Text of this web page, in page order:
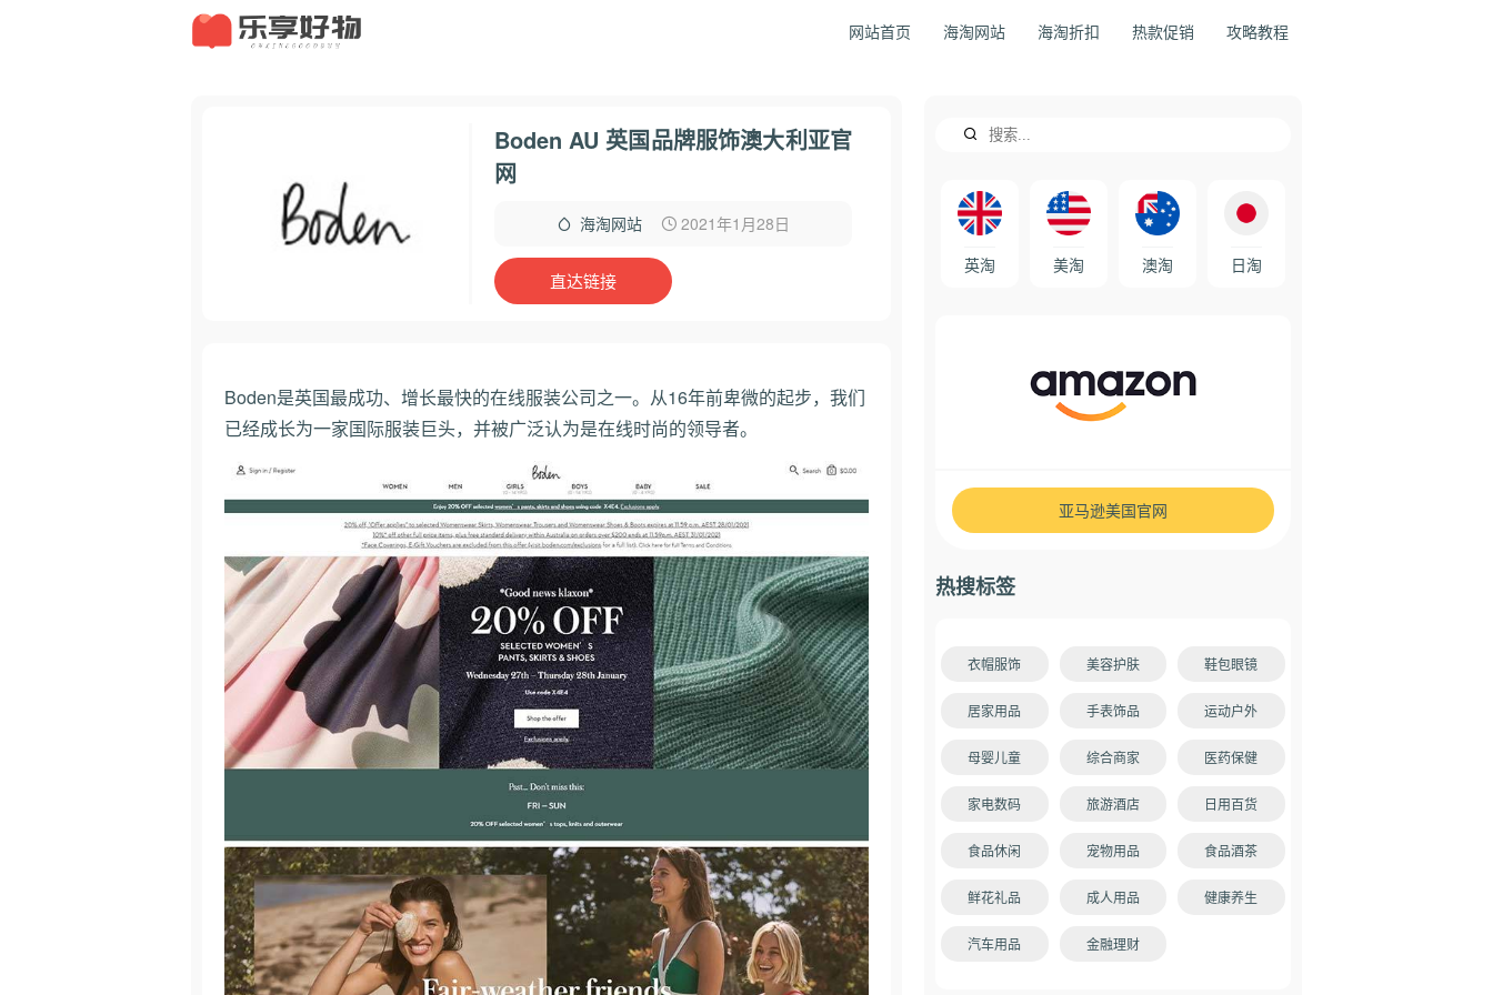
网站首页 海淘网站 海淘折扣 热款促销 攻略教程
Boden AU 英国品牌服饰澳大利亚官
网
海淘网站 2021年1月28日
直达链接
Boden是英国最成功、增长最快的在线服装公司之一。从16年前卑微的起步，我们
已经成长为一家国际服装巨头，并被广泛认为是在线时尚的领导者。
英淘 美淘 澳淘 日淘
亚马逊美国官网
热搜标签
衣帽服饰 美容护肤 鞋包眼镜
居家用品 手表饰品 运动户外
母婴儿童 综合商家 医药保健
家电数码 旅游酒店 日用百货
食品休闲 宠物用品 食品酒茶
鲜花礼品 成人用品 健康养生
汽车用品 金融理财